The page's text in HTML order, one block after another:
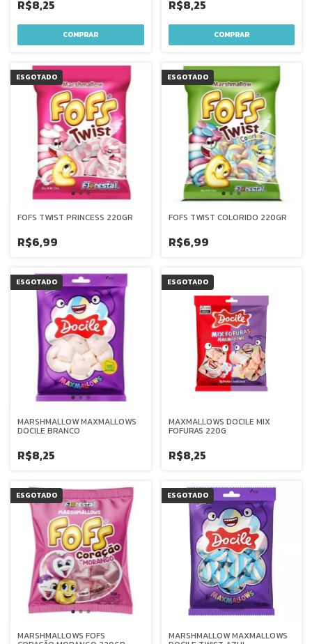
R$8,25 R$8,25
ESGOTADO
FOFS TWIST PRINCESS 220GR
R$6,99
ESGOTADO
FOFS TWIST COLORIDO 220GR
R$6,99
ESGOTADO
MARSHMALLOW MAXMALLOWS
DOCILE BRANCO
R$8,25
ESGOTADO
MAXMALLOWS DOCILE MIX
FOFURAS 220G
R$8,25
ESGOTADO
MARSHMALLOWS FOFS
ESGOTADO
MARSHMALLOW MAXMALLOWS